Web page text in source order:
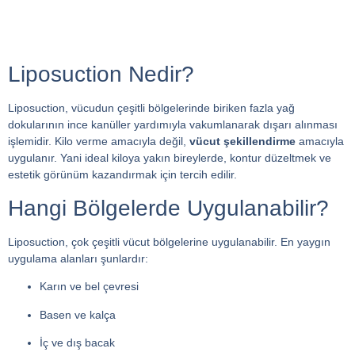
Liposuction Nedir?
Liposuction, vücudun çeşitli bölgelerinde biriken fazla yağ
dokularının ince kanüller yardımıyla vakumlanarak dışarı alınması
işlemidir. Kilo verme amacıyla değil, vücut şekillendirme amacıyla
uygulanır. Yani ideal kiloya yakın bireylerde, kontur düzeltmek ve
estetik görünüm kazandırmak için tercih edilir.
Hangi Bölgelerde Uygulanabilir?
Liposuction, çok çeşitli vücut bölgelerine uygulanabilir. En yaygın
uygulama alanları şunlardır:
Karın ve bel çevresi
Basen ve kalça
İç ve dış bacak